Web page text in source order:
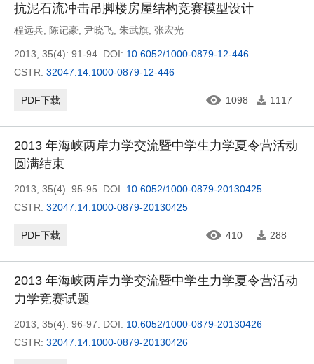
抗泥石流冲击吊脚楼房屋结构竞赛模型设计
程远兵 陈记豪 尹晓飞 朱武旗 张宏光
2013, 35(4): 91-94. DOI: 10.6052/1000-0879-12-446
CSTR: 32047.14.1000-0879-12-446
PDF下载 1098 1117
2013 年海峡两岸力学交流暨中学生力学夏令营活动
圆满结束
2013, 35(4): 95-95. DOI: 10.6052/1000-0879-20130425
CSTR: 32047.14.1000-0879-20130425
PDF下载 410 288
2013 年海峡两岸力学交流暨中学生力学夏令营活动
力学竞赛试题
2013, 35(4): 96-97. DOI: 10.6052/1000-0879-20130426
CSTR: 32047.14.1000-0879-20130426